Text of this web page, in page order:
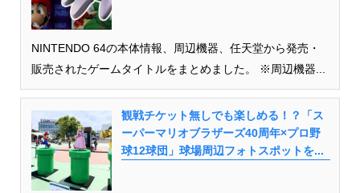
NINTENDO 64の本体情報、周辺機器、任天堂から発売・
販売されたゲームタイトルをまとめました。 ※周辺機器...
観戦チケット無しでも楽しめる！？「ス
ーパーマリオブラザーズ40周年×プロ野
球12球団」球場周辺フォトスポットを...